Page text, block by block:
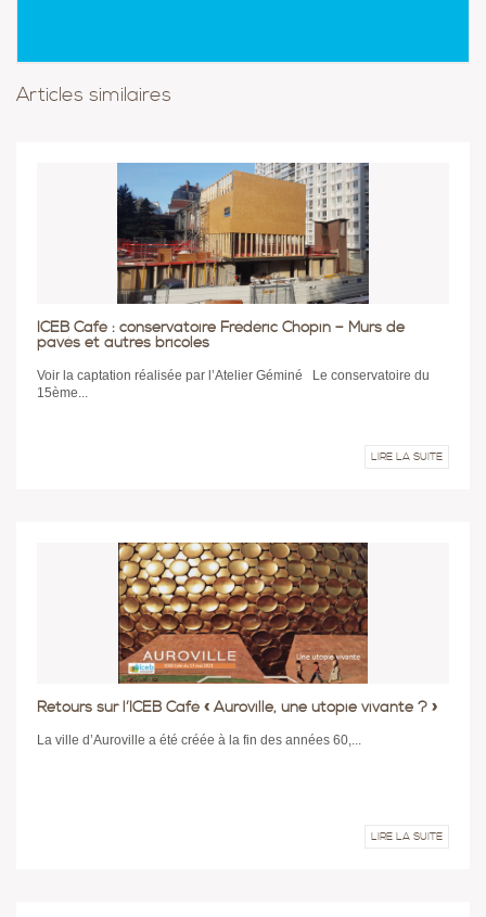
Articles similaires
ICEB Café : conservatoire Frédéric Chopin – Murs de
pavés et autres bricoles
Voir la captation réalisée par l’Atelier Géminé Le conservatoire du
15ème...
LIRE LA SUITE
Retours sur l’ICEB Café « Auroville, une utopie vivante ? »
La ville d’Auroville a été créée à la fin des années 60,...
LIRE LA SUITE